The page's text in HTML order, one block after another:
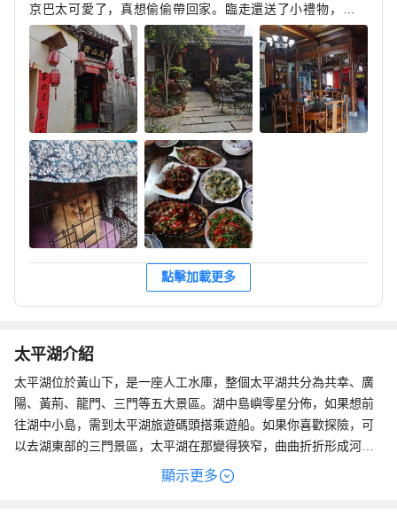
京巴太可愛了，真想偷偷帶回家。臨走還送了小禮物，有心
了。
點擊加載更多
太平湖介紹
太平湖位於黃山下，是一座人工水庫，整個太平湖共分為共幸、廣
陽、黃荊、龍門、三門等五大景區。湖中島嶼零星分佈，如果想前
往湖中小島，需到太平湖旅遊碼頭搭乘遊船。如果你喜歡探險，可
以去湖東部的三門景區，太平湖在那變得狹窄，曲曲折折形成河
顯示更多